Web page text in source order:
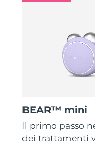
BEAR™ mini
Il primo passo
dei trattamenti